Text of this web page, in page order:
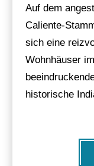
Auf dem
Caliente-
sich eine
Wohnhäuser
historische